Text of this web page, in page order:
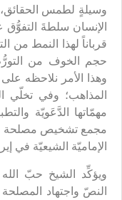
وسيلةٍ لطمس الحقائق،
الإنسان سلطةَ التفوُّق
قرباناً لهذا النمط من
حجم الخوف من
وهذا الأمر نلاحظه
المذاهب؛ وفي تخلّي
مهمّاتها الدَّعَويّة
مجمع تشخيص مصلحة
الإماميّة الشيعيّة في
ويؤكِّد الشيخ حبّ
النصّ واجتهاد